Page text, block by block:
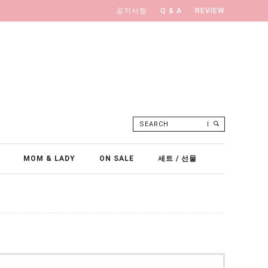
공지사항 Q & A REVIEW
SEARCH
MOM & LADY ON SALE 세트 / 선물